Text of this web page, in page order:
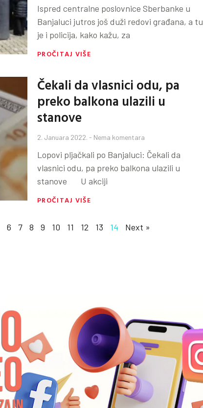
Ispred centralne poslovnice Sberbanke u
Banjaluci jutros još duži redovi građana, a tu
je i policija, kako kažu, za
PROČITAJ VIŠE
Čekali da vlasnici odu, pa
preko balkona ulazili u
stanove
2. Januara 2022. Nema komentara
Lopovi pljačkali po Banjaluci: Čekali da
vlasnici odu, pa preko balkona ulazili u
stanove U akciji
PROČITAJ VIŠE
6 7 8 9 10 11 12 13 14 Next »